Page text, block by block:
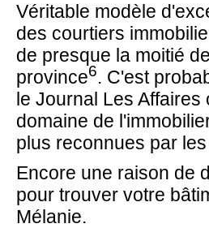
Véritable modèle
des courtiers
de presque la moitié
province6. C'est
le Journal Les
domaine de
plus reconnues par
Encore une raison de
pour trouver votre
Mélanie.